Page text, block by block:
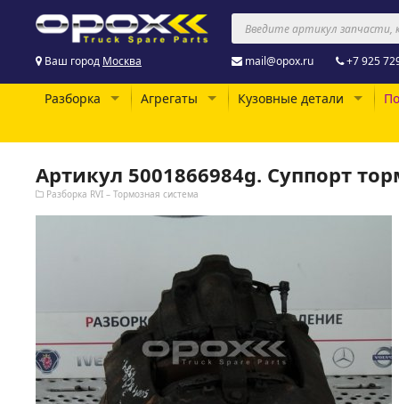
Ваш город Москва mail@opox.ru +7 925
Разборка Агрегаты Кузовные детали
Артикул 5001866984g. Суппорт
Разборка RVI – Тормозная система